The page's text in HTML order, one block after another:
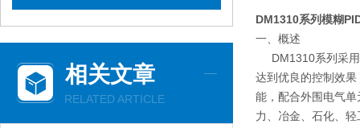
相关文章
RELATED ARTICLE
DM1310系列模糊
一、概述
DM1310系列采用
达到优良的控制效
能，配合外围电气
力、冶金、石化、